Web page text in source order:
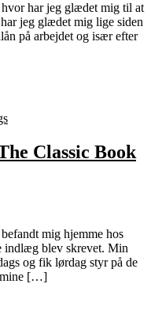
har jeg glædet mig til at
jeg glædet mig lige siden
på arbejdet og især efter
Classic Book
mig hjemme hos
indlæg blev skrevet. Min
og fik lørdag styr på de
[…]